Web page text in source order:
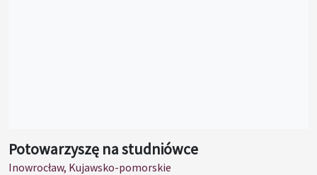
Potowarzyszę na studniówce
Inowrocław, Kujawsko-pomorskie